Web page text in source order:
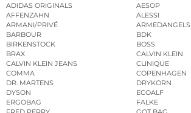
ADIDAS ORIGINALS
AESOP
AFFENZAHN
ALESSI
ARMANI/PRIVÉ
ARMEDANGELS
BARBOUR
BDK
BIRKENSTOCK
BOSS
BRAX
CALVIN KLEIN
CALVIN KLEIN JEANS
CLINIQUE
COMMA
COPENHAGEN
DR. MARTENS
DRYKORN
DYSON
ECOALF
ERGOBAG
FALKE